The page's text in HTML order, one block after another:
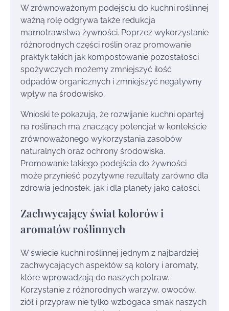
W zrównoważonym podejściu do kuchni roślinnej
ważną rolę odgrywa także redukcja
marnotrawstwa żywności. Poprzez wykorzystanie
różnorodnych części roślin oraz promowanie
praktyk takich jak kompostowanie pozostałości
spożywczych możemy zmniejszyć ilość
odpadów organicznych i zmniejszyć negatywny
wpływ na środowisko.
Wnioski te pokazują, że rozwijanie kuchni opartej
na roślinach ma znaczący potencjał w kontekście
zrównoważonego wykorzystania zasobów
naturalnych oraz ochrony środowiska.
Promowanie takiego podejścia do żywności
może przynieść pozytywne rezultaty zarówno dla
zdrowia jednostek, jak i dla planety jako całości.
Zachwycający świat kolorów i
aromatów roślinnych
W świecie kuchni roślinnej jednym z najbardziej
zachwycających aspektów są kolory i aromaty,
które wprowadzają do naszych potraw.
Korzystanie z różnorodnych warzyw, owoców,
ziół i przypraw nie tylko wzbogaca smak naszych